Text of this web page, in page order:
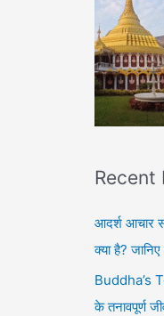
Recent
आदर्श आचार
क्या है? जानिए
Buddha’s
के तनावपूर्ण